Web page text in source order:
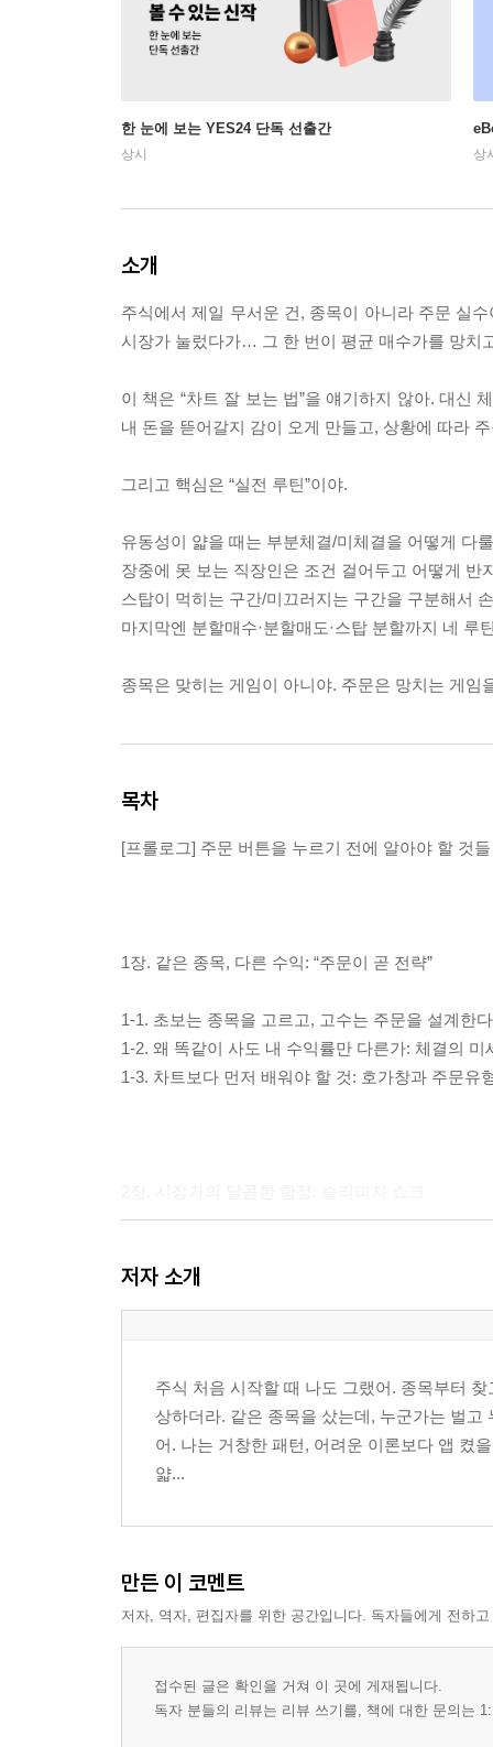
한 눈에 보는 YES24 단독 선출간
상시 상
소개
주식에서 제일 무서운 건, 종목이 아니라 주문 실
시장가 눌렀다가… 그 한 번이 평균 매수가를 망치
이 책은 “차트 잘 보는 법”을 얘기하지 않아. 대신
내 돈을 뜯어갈지 감이 오게 만들고, 상황에 따라
그리고 핵심은 “실전 루틴”이야.
유동성이 얇을 때는 부분체결/미체결을 어떻게 다
장중에 못 보는 직장인은 조건 걸어두고 어떻게 반
스탑이 먹히는 구간/미끄러지는 구간을 구분해서
마지막엔 분할매수·분할매도·스탑 분할까지 네
종목은 맞히는 게임이 아니야. 주문은 망치는 게임
목차
[프롤로그] 주문 버튼을 누르기 전에 알아야 할 것들
1장. 같은 종목, 다른 수익: “주문이 곧 전략”
1-1. 초보는 종목을 고르고, 고수는 주문을 설계한다
1-2. 왜 똑같이 사도 내 수익률만 다른가: 체결의 미
1-3. 차트보다 먼저 배워야 할 것: 호가창과 주문유
2-2. 호가창을 뚫고 내려가는 내 돈: 슬리피지 구조
2-3. 슬리피지를 줄이는 3가지 실전 루틴: 시간·종
3장. IOC/FOK: 유동성이 얇을 때 살아남는 법
3-1. “지금 되는 것만 체결해줘”: IOC 주문이 필요
4장. 조건부·최유리·최우선: 직장인용 ‘반자동’ 주문
4-1. 출근 전에 걸어두는 주문: 조건부·최유리 지
저자 소개
주식 처음 시작할 때 나도 그랬어. 종목부터
상하더라. 같은 종목을 샀는데, 누군가는 벌고
어. 나는 거창한 패턴, 어려운 이론보다 앱 켰
얇...
만든 이 코멘트
저자, 역자, 편집자를 위한 공간입니다. 독자들에게 전하
접수된 글은 확인을 거쳐 이 곳에 게재됩니다.
독자 분들의 리뷰는 리뷰 쓰기를, 책에 대한 문의는